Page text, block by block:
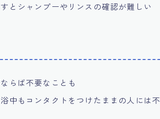
とシャンプーやリンスの確認が難しい
らば不要なことも
浴中もコンタクトをつけたままの人には不